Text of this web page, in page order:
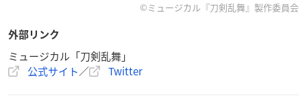
※A席（第3バルコニー）の販売はございません。
※注釈付とは舞台・映像・演出が見えづらいお席となります。
©ミュージカル『刀剣乱舞』製作委員会
外部リンク
ミュージカル「刀剣乱舞」
公式サイト／ Twitter